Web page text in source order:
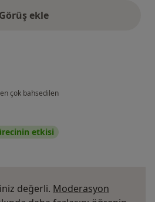
Görüş ekle
çok bahsedilen
etkisi
değerli. Moderasyon